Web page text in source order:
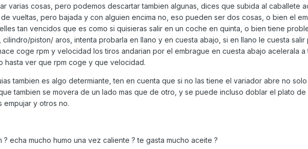
varias cosas, pero podemos descartar tambien algunas, dices que subida al caballete
vueltas, pero bajada y con alguien encima no, eso pueden ser dos cosas, o bien el
tan vencidos que es como si quisieras salir en un coche en quinta, o bien tiene
cilindro/piston/ aros, intenta probarla en llano y en cuesta abajo, si en llano le cuesta salir
coge rpm y velocidad los tiros andarian por el embrague en cuesta abajo acelerala
hasta ver que rpm coge y que velocidad.
tambien es algo determiante, ten en cuenta que si no las tiene el variador abre no
tambien se movera de un lado mas que de otro, y se puede incluso doblar el plato de
empujar y otros no.
? echa mucho humo una vez caliente ? te gasta mucho aceite ?